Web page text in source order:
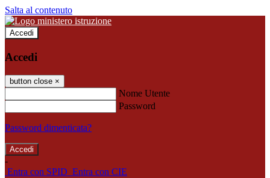
Salta al contenuto
Accedi
Accedi
button close ×
Nome Utente
Password
Password dimenticata?
-
Entra con SPID Entra con CIE